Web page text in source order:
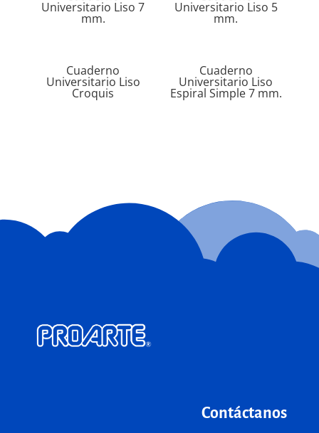
Universitario Liso 7
mm.
Universitario Liso 5
mm.
Cuaderno
Universitario Liso
Croquis
Cuaderno
Universitario Liso
Espiral Simple 7 mm.
Contáctanos